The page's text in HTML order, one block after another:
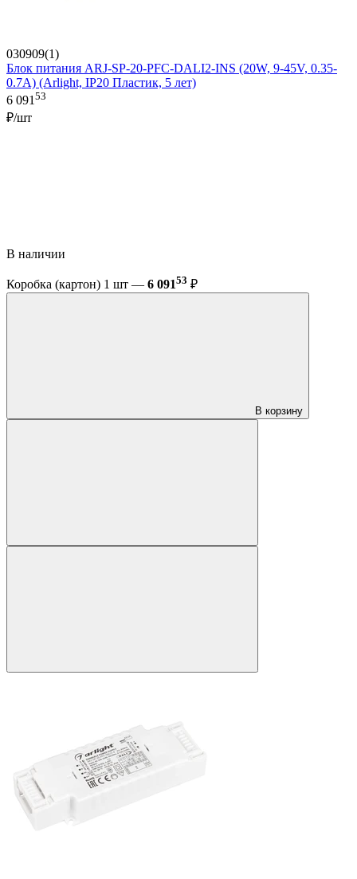
030909(1)
Блок питания ARJ-SP-20-PFC-DALI2-INS (20W, 9-45V, 0.35-
0.7A) (Arlight, IP20 Пластик, 5 лет)
6 09153
₽/шт
В наличии
Коробка (картон) 1 шт — 6 09153 ₽
В корзину